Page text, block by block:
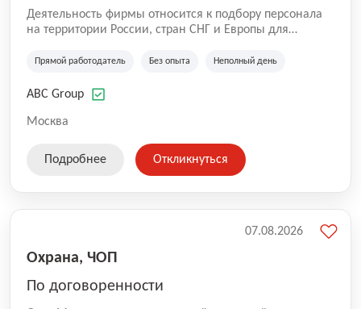
Деятельность фирмы относится к подбору персонала
на территории России, стран СНГ и Европы для
культуре и развлечениям, информационным
Прямой работодатель Без опыта Неполный день
ABC Group
Москва
Подробнее Откликнуться
Охрана, ЧОП
По договоренности
07.08.2026